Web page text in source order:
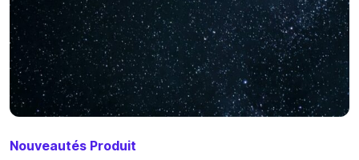
Nouveautés Produit